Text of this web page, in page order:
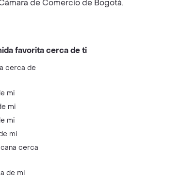
de Comercio de Bogotá.
favorita cerca de ti
cerca de
mi
mi
mi
mi
cerca
de mi